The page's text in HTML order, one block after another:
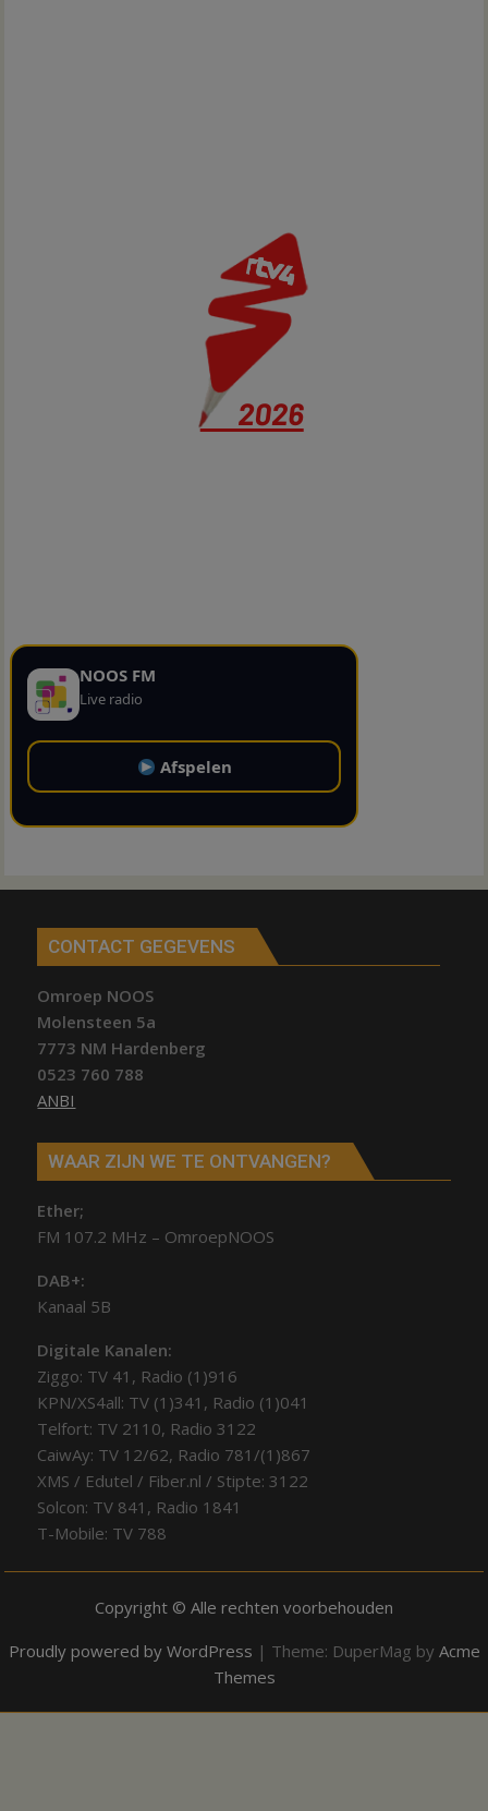
NOOS FM
Live radio
Afspelen
CONTACT GEGEVENS
Omroep NOOS
Molensteen 5a
7773 NM Hardenberg
0523 760 788
ANBI
WAAR ZIJN WE TE ONTVANGEN?
Ether;
FM 107.2 MHz – OmroepNOOS
DAB+:
Kanaal 5B
Digitale Kanalen:
Ziggo: TV 41, Radio (1)916
KPN/XS4all: TV (1)341, Radio (1)041
Telfort: TV 2110, Radio 3122
CaiwAy: TV 12/62, Radio 781/(1)867
XMS / Edutel / Fiber.nl / Stipte: 3122
Solcon: TV 841, Radio 1841
T-Mobile: TV 788
Copyright © Alle rechten voorbehouden
Proudly powered by WordPress | Theme: DuperMag by Acme
Themes